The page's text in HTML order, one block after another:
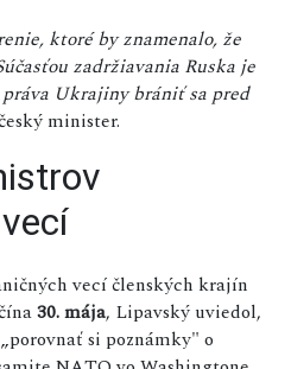
ktoré by znamenalo, že
zadržiavania Ruska je
Ukrajiny brániť sa pred
minister.
vecí členských krajín
30. mája, Lipavský uviedol,
si poznámky" o